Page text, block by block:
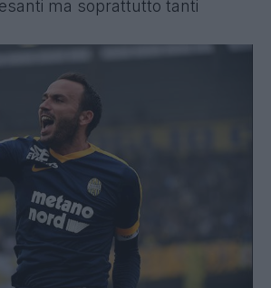
ma soprattutto tanti